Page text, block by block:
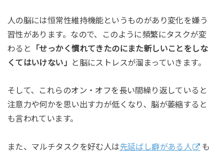
人の脳には恒常性維持機能というものがあり変化を嫌う
習性があります。なので、このように頻繁にタスクが変
わると
「せっかく慣れてきたのにまた新しいことをしな
くてはいけない」
と脳にストレスが溜まっていきます。
そして、これらのオン・オフを長い間繰り返していると
注意力や何かを思い出す力が低くなり、脳が萎縮すると
も言われています。
また、マルチタスクを好む人は先延ばし癖がある人
も